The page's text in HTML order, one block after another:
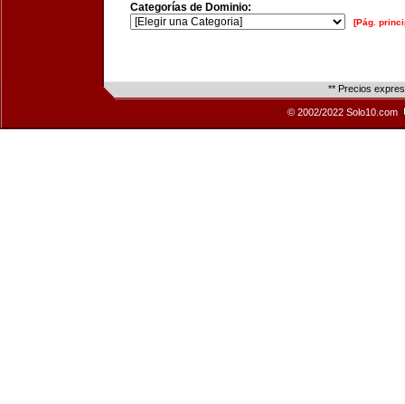
Categorías de Dominio:
[Pág.
** Precios
© 2002/2022 Solo10.com